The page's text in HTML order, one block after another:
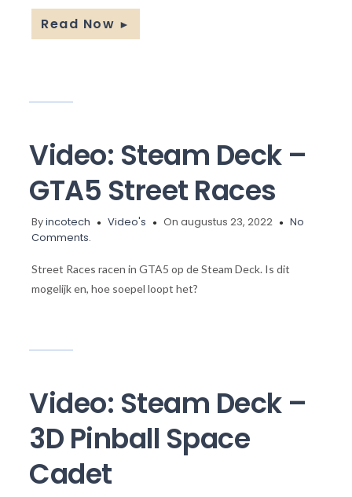
Read Now ►
Video: Steam Deck –
GTA5 Street Races
Byincotech Video's On augustus 23, 2022
No
Comments.
Street Races racen in GTA5 op de Steam Deck. Is dit
mogelijk en, hoe soepel loopt het?
Video: Steam Deck –
3D Pinball Space
Cadet